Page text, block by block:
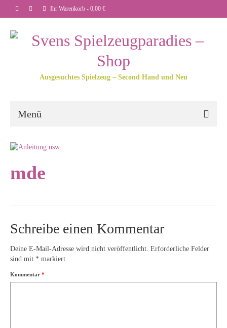
Ihr Warenkorb - 0,00 €
Ausgesuchtes Spielzeug – Second Hand und Neu
Menü
mde
Schreibe einen Kommentar
Deine E-Mail-Adresse wird nicht veröffentlicht. Erforderliche Felder
sind mit * markiert
Kommentar *